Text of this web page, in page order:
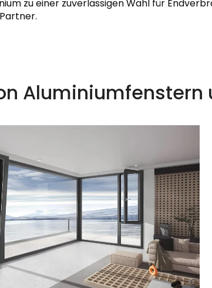
zu einer zuverlässigen Wahl für
Aluminiumfenstern